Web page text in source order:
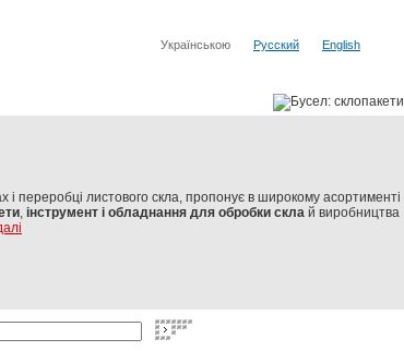
Українською Русский English
і переробці листового скла, пропонує в широкому асортименті
, інструмент і обладнання для обробки скла й виробництва
Бусел - різка скла, обробка скла,